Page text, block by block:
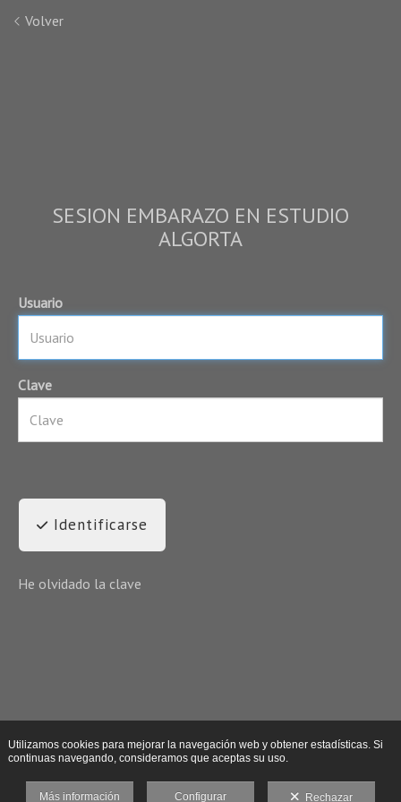
Volver
SESION EMBARAZO EN ESTUDIO
ALGORTA
Usuario
Clave
Identificarse
He olvidado la clave
Utilizamos cookies para mejorar la navegación web y obtener estadísticas. Si
continuas navegando, consideramos que aceptas su uso.
Más información Configurar Rechazar